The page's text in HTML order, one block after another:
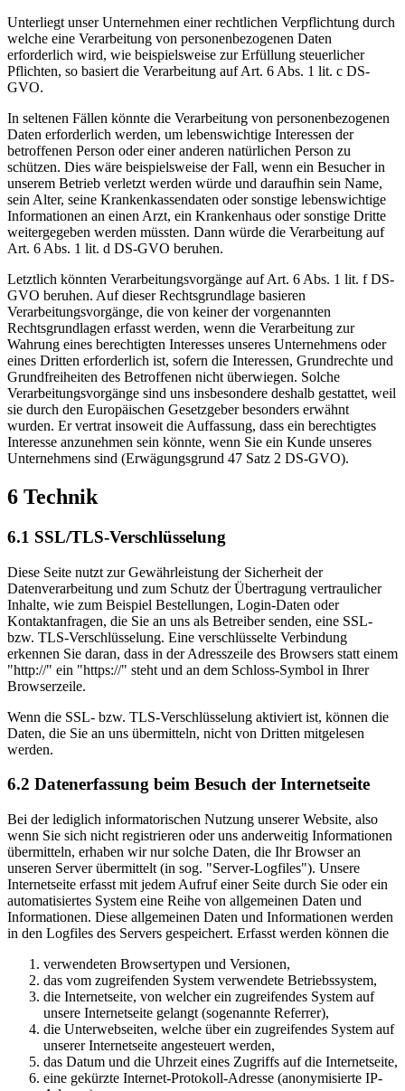
Unterliegt unser Unternehmen einer rechtlichen Verpflichtung durch
welche eine Verarbeitung von personenbezogenen Daten
erforderlich wird, wie beispielsweise zur Erfüllung steuerlicher
Pflichten, so basiert die Verarbeitung auf Art. 6 Abs. 1 lit. c DS-
GVO.
In seltenen Fällen könnte die Verarbeitung von personenbezogenen
Daten erforderlich werden, um lebenswichtige Interessen der
betroffenen Person oder einer anderen natürlichen Person zu
schützen. Dies wäre beispielsweise der Fall, wenn ein Besucher in
unserem Betrieb verletzt werden würde und daraufhin sein Name,
sein Alter, seine Krankenkassendaten oder sonstige lebenswichtige
Informationen an einen Arzt, ein Krankenhaus oder sonstige Dritte
weitergegeben werden müssten. Dann würde die Verarbeitung auf
Art. 6 Abs. 1 lit. d DS-GVO beruhen.
Letztlich könnten Verarbeitungsvorgänge auf Art. 6 Abs. 1 lit. f DS-
GVO beruhen. Auf dieser Rechtsgrundlage basieren
Verarbeitungsvorgänge, die von keiner der vorgenannten
Rechtsgrundlagen erfasst werden, wenn die Verarbeitung zur
Wahrung eines berechtigten Interesses unseres Unternehmens oder
eines Dritten erforderlich ist, sofern die Interessen, Grundrechte und
Grundfreiheiten des Betroffenen nicht überwiegen. Solche
Verarbeitungsvorgänge sind uns insbesondere deshalb gestattet, weil
sie durch den Europäischen Gesetzgeber besonders erwähnt
wurden. Er vertrat insoweit die Auffassung, dass ein berechtigtes
Interesse anzunehmen sein könnte, wenn Sie ein Kunde unseres
Unternehmens sind (Erwägungsgrund 47 Satz 2 DS-GVO).
6 Technik
6.1 SSL/TLS-Verschlüsselung
Diese Seite nutzt zur Gewährleistung der Sicherheit der
Datenverarbeitung und zum Schutz der Übertragung vertraulicher
Inhalte, wie zum Beispiel Bestellungen, Login-Daten oder
Kontaktanfragen, die Sie an uns als Betreiber senden, eine SSL-
bzw. TLS-Verschlüsselung. Eine verschlüsselte Verbindung
erkennen Sie daran, dass in der Adresszeile des Browsers statt einem
"http://" ein "https://" steht und an dem Schloss-Symbol in Ihrer
Browserzeile.
Wenn die SSL- bzw. TLS-Verschlüsselung aktiviert ist, können die
Daten, die Sie an uns übermitteln, nicht von Dritten mitgelesen
werden.
6.2 Datenerfassung beim Besuch der Internetseite
Bei der lediglich informatorischen Nutzung unserer Website, also
wenn Sie sich nicht registrieren oder uns anderweitig Informationen
übermitteln, erhaben wir nur solche Daten, die Ihr Browser an
unseren Server übermittelt (in sog. "Server-Logfiles"). Unsere
Internetseite erfasst mit jedem Aufruf einer Seite durch Sie oder ein
automatisiertes System eine Reihe von allgemeinen Daten und
Informationen. Diese allgemeinen Daten und Informationen werden
in den Logfiles des Servers gespeichert. Erfasst werden können die
verwendeten Browsertypen und Versionen,
das vom zugreifenden System verwendete Betriebssystem,
die Internetseite, von welcher ein zugreifendes System auf
unsere Internetseite gelangt (sogenannte Referrer),
die Unterwebseiten, welche über ein zugreifendes System auf
unserer Internetseite angesteuert werden,
das Datum und die Uhrzeit eines Zugriffs auf die Internetseite,
eine gekürzte Internet-Protokoll-Adresse (anonymisierte IP-